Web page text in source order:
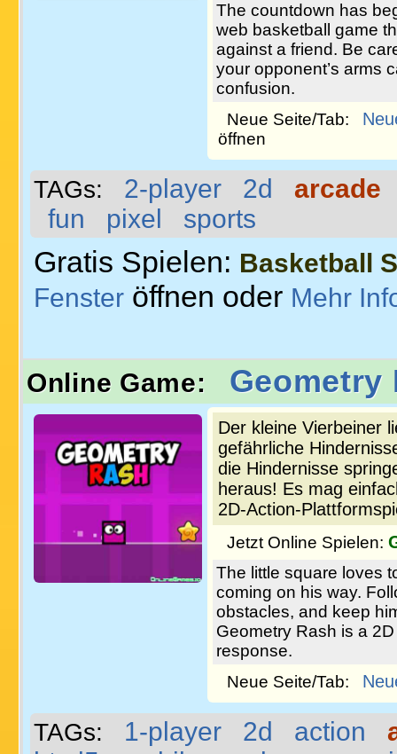
The countdown has
web basketball game
against a friend. Be
your opponent’s arms
confusion.
Neue Seite/Tab:
öffnen
TAGs: 2-player 2d
arcade
fun
pixel sports
Gratis Spielen: Basketball
Fenster öffnen oder Mehr
Online Game: Geometry
Der kleine Vierbeiner
gefährliche
die Hindernisse
heraus! Es mag
2D-Action-
Jetzt Online Spielen:
The little square loves
coming on his way.
obstacles, and keep
Geometry Rash is a
response.
Neue Seite/Tab:
TAGs: 1-player 2d action